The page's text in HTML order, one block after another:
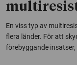
En viss typ av
flera länder. För att
förebyggande